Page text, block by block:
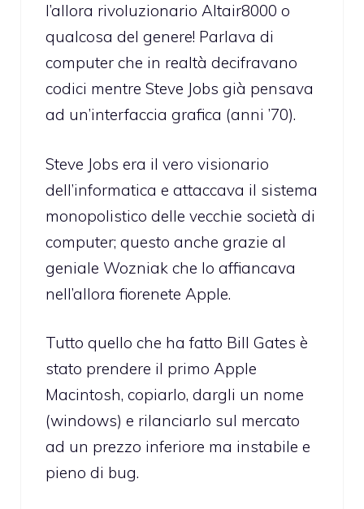
l’allora rivoluzionario Altair8000 o
qualcosa del genere! Parlava di
computer che in realtà decifravano
codici mentre Steve Jobs già pensava
ad un’interfaccia grafica (anni ’70).
Steve Jobs era il vero visionario
dell’informatica e attaccava il sistema
monopolistico delle vecchie società di
computer; questo anche grazie al
geniale Wozniak che lo affiancava
nell’allora fiorenete Apple.
Tutto quello che ha fatto Bill Gates è
stato prendere il primo Apple
Macintosh, copiarlo, dargli un nome
(windows) e rilanciarlo sul mercato
ad un prezzo inferiore ma instabile e
pieno di bug.